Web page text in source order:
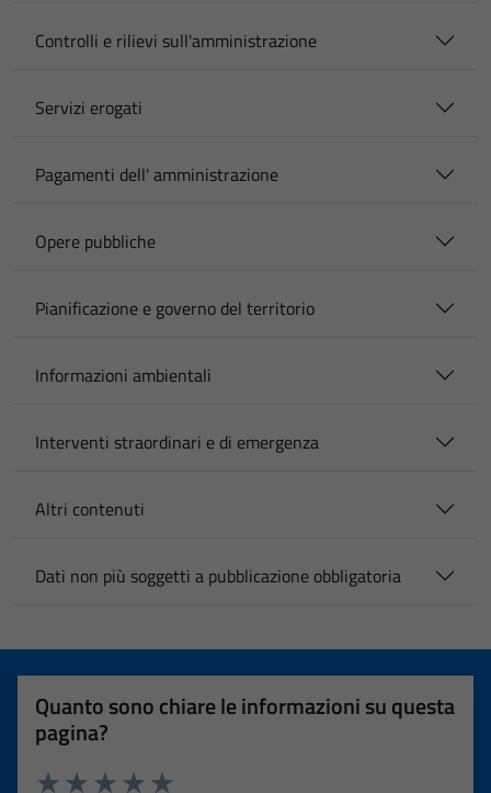
Controlli e rilievi sull'amministrazione
Servizi erogati
Pagamenti dell' amministrazione
Opere pubbliche
Pianificazione e governo del territorio
Informazioni ambientali
Interventi straordinari e di emergenza
Altri contenuti
Dati non più soggetti a pubblicazione obbligatoria
Quanto sono chiare le informazioni su questa
pagina?